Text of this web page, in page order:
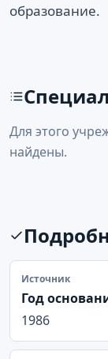
образование.
Для этого
найдены.
Источник
Год
1986